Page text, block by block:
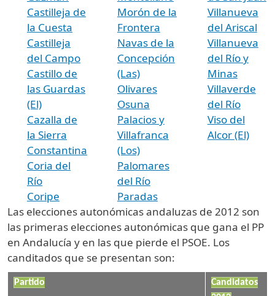
Castilleja de
la Cuesta
Castilleja
del Campo
Castillo de
las Guardas
(El)
Cazalla de
la Sierra
Constantina
Coria del
Río
Coripe
Morón de la
Frontera
Navas de la
Concepción
(Las)
Olivares
Osuna
Palacios y
Villafranca
(Los)
Palomares
del Río
Paradas
Villanueva
del Ariscal
Villanueva
del Río y
Minas
Villaverde
del Río
Viso del
Alcor (El)
Las elecciones autonómicas andaluzas de 2012 son
las primeras elecciones autonómicas que gana el PP
en Andalucía y en las que pierde el PSOE. Los
canditados que se presentan son:
Partido
Candidatos